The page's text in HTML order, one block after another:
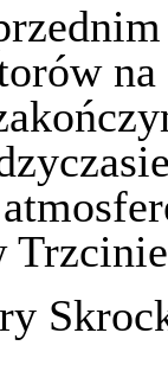
Trzcinie